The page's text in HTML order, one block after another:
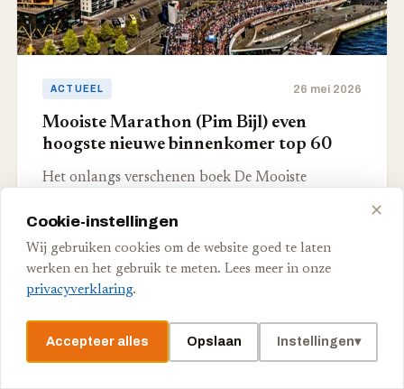
ACTUEEL 26 mei 2026
Mooiste Marathon (Pim Bijl) even
hoogste nieuwe binnenkomer top 60
Het onlangs verschenen boek De Mooiste
tiende plaats de…
Redactie NSP·3 min
✕
Cookie-instellingen
Wij gebruiken cookies om de website goed te laten
werken en het gebruik te meten. Lees meer in onze
privacyverklaring.
Accepteer alles Opslaan Instellingen▾